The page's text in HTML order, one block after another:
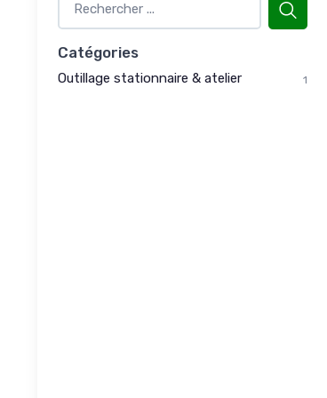
Catégories
Outillage stationnaire & atelier 1